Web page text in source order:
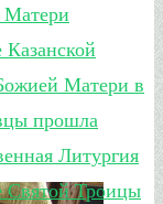
Матери в
прошла
Литургия
Святой Троицы